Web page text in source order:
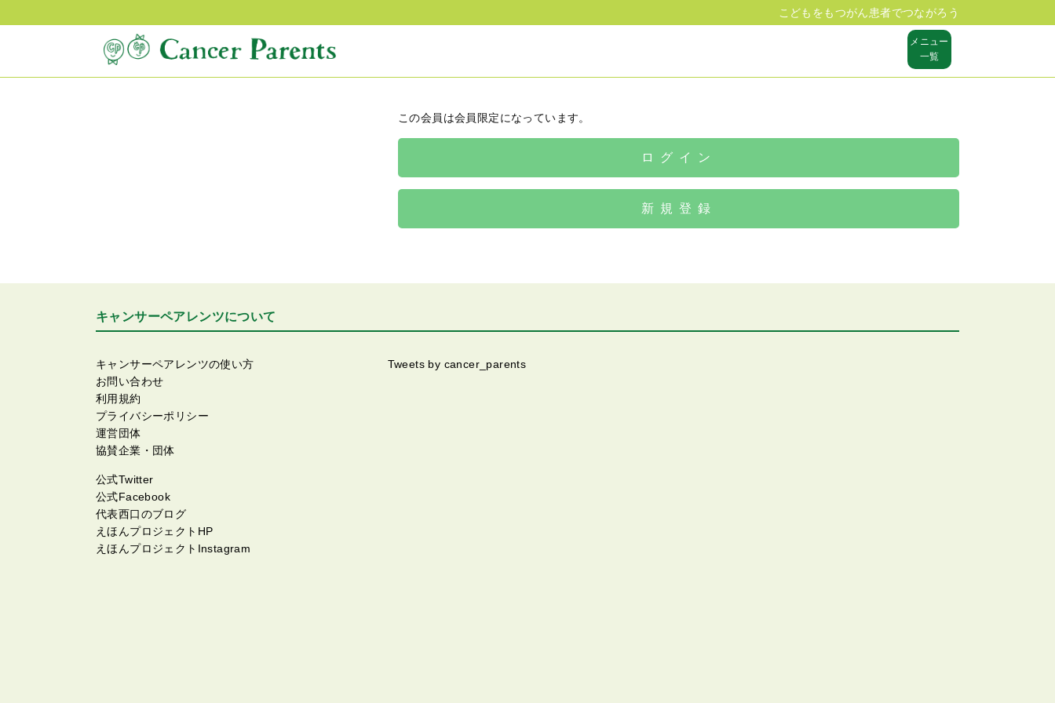
こどもをもつがん患者でつながろう
メニュー
一覧
この会員は会員限定になっています。
ログイン
新規登録
キャンサーペアレンツについて
キャンサーペアレンツの使い方
お問い合わせ
利用規約
プライバシーポリシー
運営団体
協賛企業・団体
公式Twitter
公式Facebook
代表西口のブログ
えほんプロジェクトHP
えほんプロジェクトInstagram
Tweets by cancer_parents